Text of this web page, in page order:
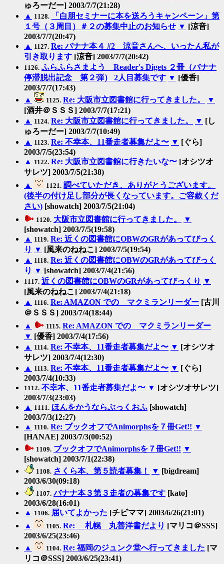
ゅろーだー] 2003/7/7(21:28)
▲ 1128.
「白朋セミナーに本を送ろうキャンペーン」第
１号（３周目）＃２の募集中止のお知らせ ▼ [涼音]
2003/7/7(20:47)
▲ 1127. Re: バナナ本４ #2 涼音さんへ、いったん私が
引き取ります [涼音] 2003/7/7(20:42)
1126. ふらふらさまよう Reader's Digets ２冊（バナナ
停滞脱出記念 第２弾） 2人目募集です ▼ [優香]
2003/7/7(17:43)
▲
1125. Re: 大阪市立図書館に行ってきました。
▼
[酒井＠ＳＳＳ] 2003/7/7(17:21)
▲ 1124. Re: 大阪市立図書館に行ってきました。 ▼ [し
ゅろーだー] 2003/7/7(10:49)
▲ 1123. Re: 不幸本、11番走者募集だよ〜 ▼ [ぐら]
2003/7/5(23:54)
▲ 1122. Re: 大阪市立図書館に行きたいな〜 [オシツオ
サレツ] 2003/7/5(21:38)
▲
1121. 調べていただき、ありがとうございます。
(後半の付け足し部分が長くなっています。ご容赦くだ
さい) [showatch] 2003/7/5(21:04)
1120. 大阪市立図書館に行ってきました。
▼
[showatch] 2003/7/5(19:58)
▲ 1119. Re: 近くの図書館にOBWのGRがあってびっく
り ▼ [風来のねねこ] 2003/7/5(19:54)
▲ 1118. Re: 近くの図書館にOBWのGRがあってびっく
り ▼ [showatch] 2003/7/4(21:56)
1117. 近くの図書館にOBWのGRがあってびっくり ▼
[風来のねねこ] 2003/7/4(21:18)
▲ 1116. Re: AMAZON での マクミランリーダー [古川
＠ＳＳＳ] 2003/7/4(18:44)
▲
1115. Re: AMAZON での マクミランリーダー
▼ [優香] 2003/7/4(17:56)
▲ 1114. Re: 不幸本、11番走者募集だよ〜 ▼ [オシツオ
サレツ] 2003/7/4(12:30)
▲ 1113. Re: 不幸本、11番走者募集だよ〜 ▼ [ぐら]
2003/7/4(10:33)
1112. 不幸本、11番走者募集だよ〜 ▼ [オシツオサレツ]
2003/7/3(23:03)
▲ 1111. ほんをかうならぶっくおふ [showatch]
2003/7/3(12:27)
▲ 1110. Re: ブックオフでAnimorphsを７冊Get!! ▼
[HANAE] 2003/7/3(00:52)
1109. ブックオフでAnimorphsを７冊Get!! ▼
[showatch] 2003/7/1(22:38)
1108. さくら本、第５読者募集！ ▼ [bigdream]
2003/6/30(09:18)
1107. バナナ本３第３走者の募集です [kato]
2003/6/28(16:01)
▲ 1106. 届いてよかった [チビママ] 2003/6/26(21:01)
▲
1105. Re: 札幌 丸善洋書だより [マリコ＠SSS]
2003/6/25(23:46)
▲
1104. Re: 福岡のジュンク堂へ行ってきました [マ
リコ＠SSS] 2003/6/25(23:41)